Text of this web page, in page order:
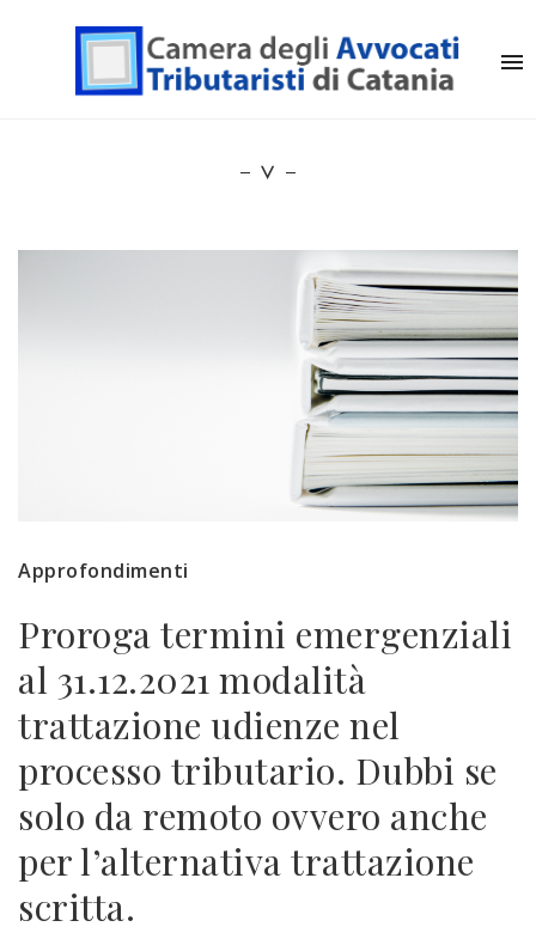
Approfondimenti
Proroga termini emergenziali
al 31.12.2021 modalità
trattazione udienze nel
processo tributario. Dubbi se
solo da remoto ovvero anche
per l’alternativa trattazione
scritta.